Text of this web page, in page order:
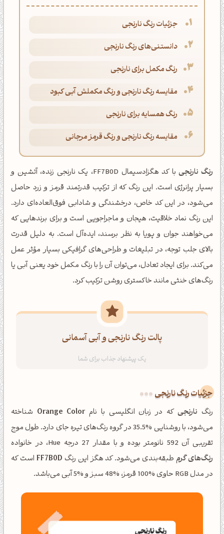
جزئیات رنگ نارنجی
دانستنی‌های رنگ نارنجی
رنگ مکمل برای نارنجی
مقایسه رنگ نارنجی و رنگ مکملش آبی کبود
رنگ همسایه برای نارنجی
مقایسه رنگ نارنجی و رنگ قرمز مرجانی
رنگ نارنجی
با کد هگزادسیمال FF7B0D، یک نارنجی زنده، آتشین و
بسیار پرانرژی است. این رنگ که از ترکیب قدرتمند قرمز و زرد حاصل
می‌شود، در این کد خاص، درخشندگی و شادابی فوق‌العاده‌ای دارد.
این رنگ نماد خلاقیت، هیجان و ماجراجویی است و برای برندهایی که
می‌خواهند جوان و پویا به نظر برسند، ایده‌آل است. به دلیل قدرت
بالای جلب توجه، در تبلیغات و طراحی‌های گرافیکی بسیار مؤثر عمل
می‌کند. برای ایجاد تعادل، می‌توان آن را با رنگ مکمل خود یعنی آبی یا
رنگ‌های خنثی مانند خاکستری روشن ترکیب کرد.
پالت رنگ نارنجی و آبی آسمانی
جزئیات رنگ نارنجی
رنگ نارنجیکه در زبان انگلیسی با نامOrange Color شناخته
می‌شود، با روشنایی %35.5 در گروه رنگ‌های تیره جای دارد. طول موج
تقریبی آن 592 نانومتر بوده و با مقدار 27 درجه Hue، در خانواده
رنگ‌های گرمطبقه‌بندی می‌شود. کد هگز این رنگ FF7B0D است که
در مدل RGB حاوی %100 قرمز، %48 سبز و %5 آبی می‌باشد.